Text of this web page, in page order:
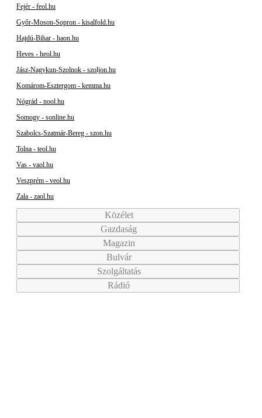
Fejér - feol.hu
Győr-Moson-Sopron - kisalfold.hu
Hajdú-Bihar - haon.hu
Heves - heol.hu
Jász-Nagykun-Szolnok - szoljon.hu
Komárom-Esztergom - kemma.hu
Nógrád - nool.hu
Somogy - sonline.hu
Szabolcs-Szatmár-Bereg - szon.hu
Tolna - teol.hu
Vas - vaol.hu
Veszprém - veol.hu
Zala - zaol.hu
Közélet
Gazdaság
Magazin
Bulvár
Szolgáltatás
Rádió